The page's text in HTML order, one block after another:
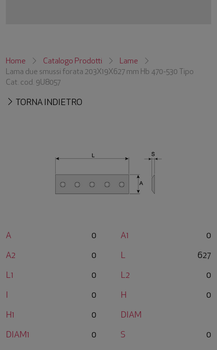
Home Catalogo Prodotti
Lame
Lama due smussi forata 203X19X627 mm Hb 470-530 Tipo
Cat. cod. 9U8057
TORNA INDIETRO
A 0 A1 0
A2 0 L 627
L1 0 L2 0
I 0 H 0
H1 0 DIAM
DIAM1 0 S 0